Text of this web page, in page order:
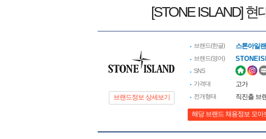
[STONE ISLAND] 현
브랜드정보 상세보기
브랜드(한글) 스톤아일
브랜드(영어)
SNS
가격대
고가
전개형태 직진출 브
해당 브랜드 채용정보 모아